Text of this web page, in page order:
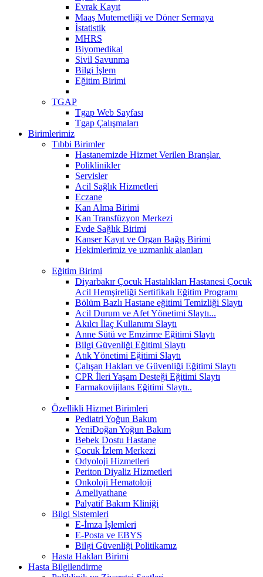
Evrak Kayıt
Maaş Mutemetliği ve Döner Sermaya
İstatistik
MHRS
Biyomedikal
Sivil Savunma
Bilgi İşlem
Eğitim Birimi
TGAP
Tgap Web Sayfası
Tgap Çalışmaları
Birimlerimiz
Tıbbi Birimler
Hastanemizde Hizmet Verilen Branşlar.
Poliklinikler
Servisler
Acil Sağlık Hizmetleri
Eczane
Kan Alma Birimi
Kan Transfüzyon Merkezi
Evde Sağlık Birimi
Kanser Kayıt ve Organ Bağış Birimi
Hekimlerimiz ve uzmanlık alanları
Eğitim Birimi
Diyarbakır Çocuk Hastalıkları Hastanesi Çocuk
Acil Hemşireliği Sertifikalı Eğitim Programı
Bölüm Bazlı Hastane eğitimi Temizliği Slaytı
Acil Durum ve Afet Yönetimi Slaytı...
Akılcı İlaç Kullanımı Slaytı
Anne Sütü ve Emzirme Eğitimi Slaytı
Bilgi Güvenliği Eğitimi Slaytı
Atık Yönetimi Eğitimi Slaytı
Çalışan Hakları ve Güvenliği Eğitimi Slaytı
CPR İleri Yaşam Desteği Eğitimi Slaytı
Farmakovijilans Eğitimi Slaytı..
Özellikli Hizmet Birimleri
Pediatri Yoğun Bakım
YeniDoğan Yoğun Bakım
Bebek Dostu Hastane
Çocuk İzlem Merkezi
Odyoloji Hizmetleri
Periton Diyaliz Hizmetleri
Onkoloji Hematoloji
Ameliyathane
Palyatif Bakım Kliniği
Bilgi Sistemleri
E-İmza İşlemleri
E-Posta ve EBYS
Bilgi Güvenliği Politikamız
Hasta Hakları Birimi
Hasta Bilgilendirme